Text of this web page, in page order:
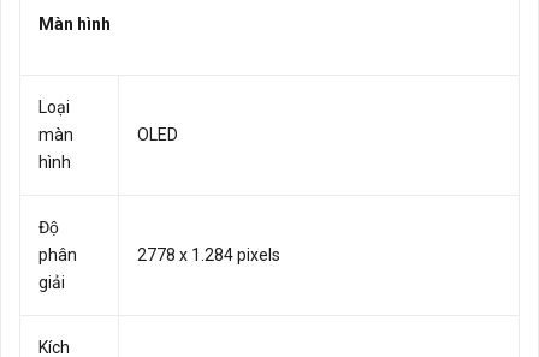
Màn hình
Loại
màn
hình
OLED
Độ
phân
giải
2778 x 1.284 pixels
Kích